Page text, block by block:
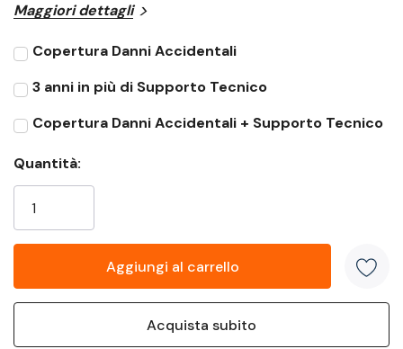
Maggiori dettagli
Copertura Danni Accidentali
3 anni in più di Supporto Tecnico
Copertura Danni Accidentali + Supporto Tecnico
Quantità: